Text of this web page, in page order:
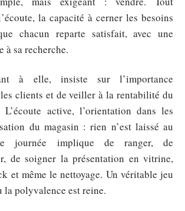
la capacité à cerner les besoins
chacun reparte satisfait, avec une
à sa recherche.
à elle, insiste sur l’importance
les clients et de veiller à la rentabilité du
active, l’orientation dans les
du magasin : rien n’est laissé au
journée implique de ranger, de
de soigner la présentation en vitrine,
et même le nettoyage. Un véritable jeu
la polyvalence est reine.